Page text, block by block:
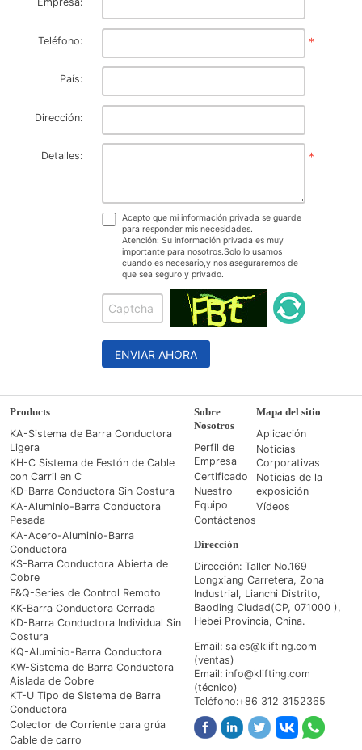
Teléfono: *
País:
Dirección:
Detalles: *
Acepto que mi información privada se guarde
para responder mis necesidades.
Atención: Su información privada es muy
importante para nosotros.Solo lo usamos
cuando es necesario,y nos aseguraremos de
que sea seguro y privado.
ENVIAR AHORA
Products
KA-Sistema de Barra Conductora
Ligera
KH-C Sistema de Festón de Cable
con Carril en C
KD-Barra Conductora Sin Costura
KA-Aluminio-Barra Conductora
Pesada
KA-Acero-Aluminio-Barra
Conductora
KS-Barra Conductora Abierta de
Cobre
F&Q-Series de Control Remoto
KK-Barra Conductora Cerrada
KD-Barra Conductora Individual Sin
Costura
KQ-Aluminio-Barra Conductora
KW-Sistema de Barra Conductora
Aislada de Cobre
KT-U Tipo de Sistema de Barra
Conductora
Colector de Corriente para grúa
Cable de carro
Sobre
Nosotros
Perfil de
Empresa
Certificado
Nuestro
Equipo
Contáctenos
Mapa del sitio
Aplicación
Noticias
Corporativas
Noticias de la
exposición
Vídeos
Dirección
Dirección: Taller No.169
Longxiang Carretera, Zona
Industrial, Lianchi Distrito,
Baoding Ciudad(CP, 071000 ),
Hebei Provincia, China.
Email: sales@klifting.com
(ventas)
Email: info@klifting.com
(técnico)
Teléfono:+86 312 3152365